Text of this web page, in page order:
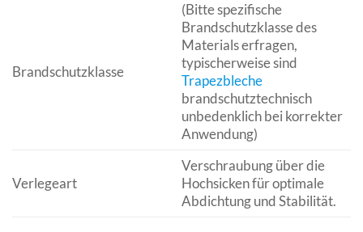
Brandschutzklasse
(Bitte spezifische
Brandschutzklasse des
Materials erfragen,
typischerweise sind
Trapezbleche
brandschutztechnisch
unbedenklich bei korrekter
Anwendung)
Verlegeart
Verschraubung über die
Hochsicken für optimale
Abdichtung und Stabilität.